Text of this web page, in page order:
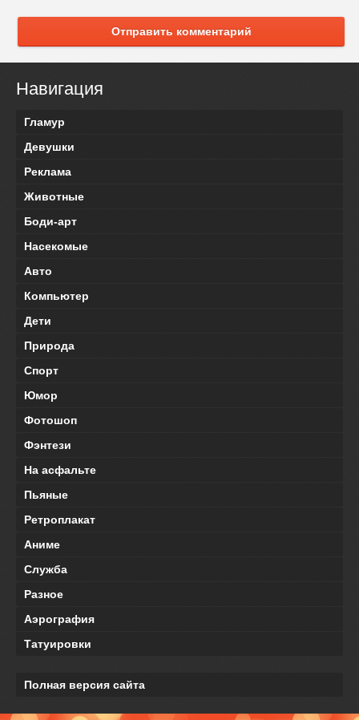
Отправить комментарий
Навигация
Гламур
Девушки
Реклама
Животные
Боди-арт
Насекомые
Авто
Компьютер
Дети
Природа
Спорт
Юмор
Фотошоп
Фэнтези
На асфальте
Пьяные
Ретроплакат
Аниме
Служба
Разное
Аэрография
Татуировки
Полная версия сайта